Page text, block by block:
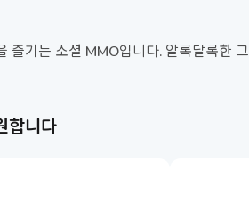
즐기는 소셜 MMO입니다. 알록달록한
합니다